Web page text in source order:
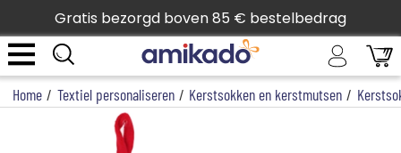
Gratis bezorgd boven 85 € bestelbedrag
Home / Textiel personaliseren / Kerstsokken en kerstmutsen /